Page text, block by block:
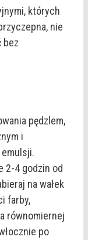
których
nie
bez
pędzlem,
i
2-4 godzin od
na wałek
farby,
równomiernej
po